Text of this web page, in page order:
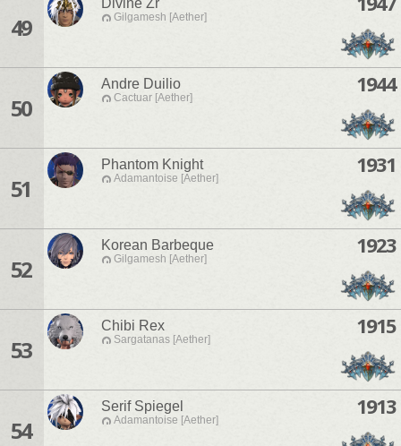
49
Divine Zr
Gilgamesh [Aether]
50
Andre Duilio
Cactuar [Aether]
1944
51
Phantom Knight
Adamantoise [Aether]
1931
52
Korean Barbeque
Gilgamesh [Aether]
1923
53
Chibi Rex
Sargatanas [Aether]
1915
54
Serif Spiegel
Adamantoise [Aether]
1913